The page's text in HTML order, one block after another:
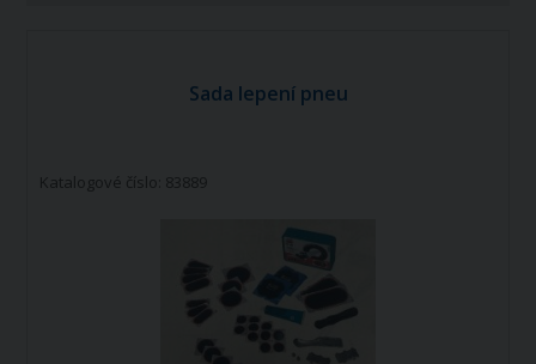
Sada lepení pneu
Katalogové číslo: 83889